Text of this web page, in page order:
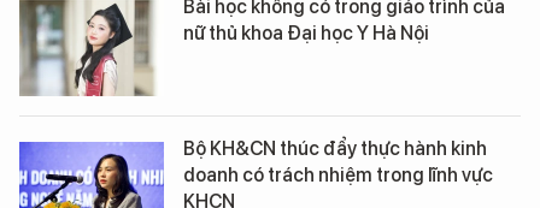
Bài học không có trong giáo trình của
nữ thủ khoa Đại học Y Hà Nội
Bộ KH&CN thúc đẩy thực hành kinh
doanh có trách nhiệm trong lĩnh vực
KHCN